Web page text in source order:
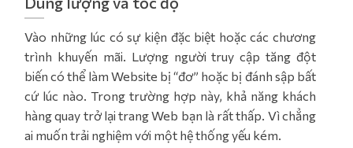
Vào những lúc có sự kiện đặc biệt hoặc các chương
trình khuyến mãi. Lượng người truy cập tăng đột
biến có thể làm Website bị “đơ” hoặc bị đánh sập bất
cứ lúc nào. Trong trường hợp này, khả năng khách
hàng quay trở lại trang Web bạn là rất thấp. Vì chẳng
ai muốn trải nghiệm với một hệ thống yếu kém.